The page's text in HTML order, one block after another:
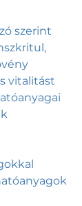
szerint
vitalitást